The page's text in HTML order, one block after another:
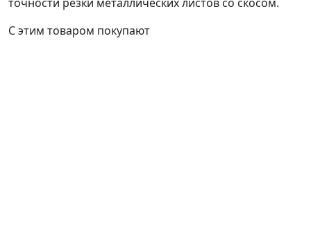
С этим товаром покупают